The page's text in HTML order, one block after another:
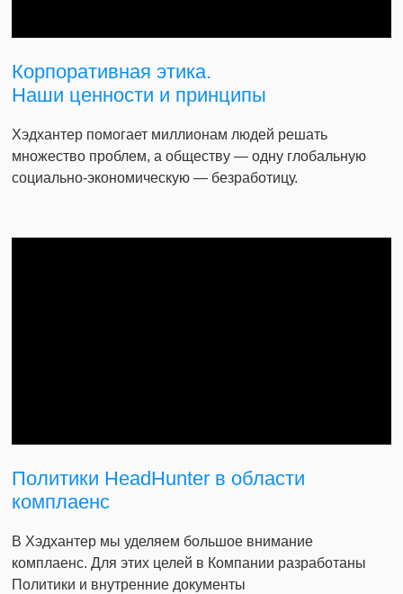
Корпоративная этика.
Наши ценности и принципы
Хэдхантер помогает миллионам людей решать
множество проблем, а обществу — одну глобальную
социально-экономическую — безработицу.
Политики HeadHunter в области
комплаенс
В Хэдхантер мы уделяем большое внимание
комплаенс. Для этих целей в Компании разработаны
Политики и внутренние документы